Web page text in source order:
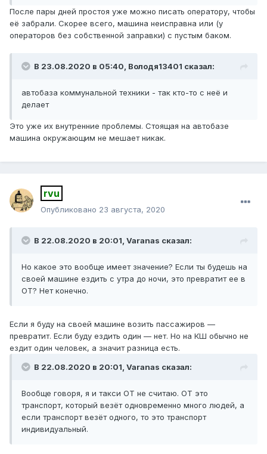
После пары дней простоя уже можно писать оператору, чтобы
её забрали. Скорее всего, машина неисправна или (у
операторов без собственной заправки) с пустым баком.
В 23.08.2020 в 05:40, Володя13401 сказал:
автобаза коммунальной техники - так кто-то с неё и
делает
Это уже их внутренние проблемы. Стоящая на автобазе
машина окружающим не мешает никак.
rvu
Опубликовано 23 августа, 2020
В 22.08.2020 в 20:01, Varanas сказал:
Но какое это вообще имеет значение? Если ты будешь на
своей машине ездить с утра до ночи, это превратит ее в
ОТ? Нет конечно.
Если я буду на своей машине возить пассажиров —
превратит. Если буду ездить один — нет. Но на КШ обычно не
ездит один человек, а значит разница есть.
В 22.08.2020 в 20:01, Varanas сказал:
Вообще говоря, я и такси ОТ не считаю. ОТ это
транспорт, который везёт одновременно много людей, а
если транспорт везёт одного, то это транспорт
индивидуальный.